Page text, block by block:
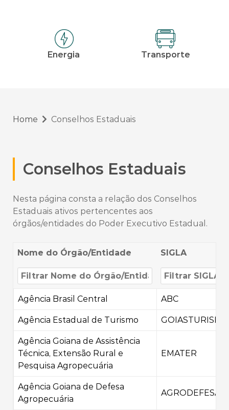
Energia Transporte
Home Conselhos Estaduais
Conselhos Estaduais
Nesta página consta a relação dos Conselhos
Estaduais ativos pertencentes aos
órgãos/entidades do Poder Executivo Estadual.
Nome do Órgão/Entidade SIGLA
Agência Brasil Central ABC
Agência Estadual de Turismo GOIASTURISMO
Agência Goiana de Assistência
Técnica, Extensão Rural e
Pesquisa Agropecuária
EMATER
Agência Goiana de Defesa
Agropecuária
AGRODEFESA